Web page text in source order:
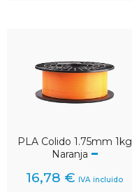
PLA Colido 1.75mm 1kg
Naranja
16,78 € IVA incluido